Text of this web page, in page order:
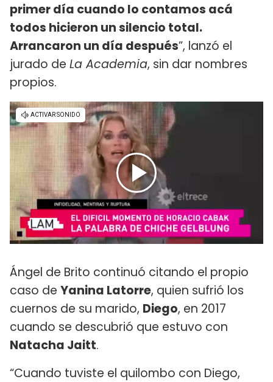
primer día cuando lo contamos acá
todos hicieron un silencio total.
Arrancaron un día después”, lanzó el
jurado de La Academia, sin dar nombres
propios.
Ángel de Brito continuó citando el propio
caso de Yanina Latorre, quien sufrió los
cuernos de su marido, Diego, en 2017
cuando se descubrió que estuvo con
Natacha Jaitt.
“Cuando tuviste el quilombo con Diego,